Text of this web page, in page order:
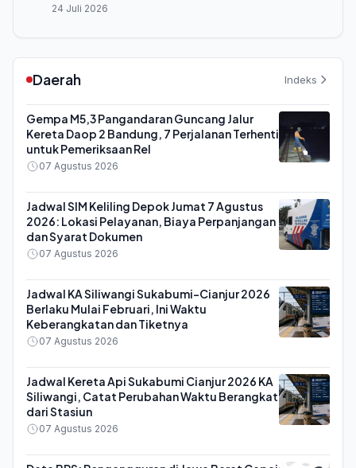
24 Juli 2026
Daerah Indeks
Gempa M5,3 Pangandaran Guncang Jalur
Kereta Daop 2 Bandung, 7 Perjalanan Terhenti
untuk Pemeriksaan Rel
07 Agustus 2026
Jadwal SIM Keliling Depok Jumat 7 Agustus
2026: Lokasi Pelayanan, Biaya Perpanjangan
dan Syarat Dokumen
07 Agustus 2026
Jadwal KA Siliwangi Sukabumi-Cianjur 2026
Berlaku Mulai Februari, Ini Waktu
Keberangkatan dan Tiketnya
07 Agustus 2026
Jadwal Kereta Api Sukabumi Cianjur 2026 KA
Siliwangi, Catat Perubahan Waktu Berangkat
dari Stasiun
07 Agustus 2026